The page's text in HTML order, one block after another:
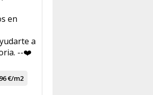
en
a
--❤️
€/m2